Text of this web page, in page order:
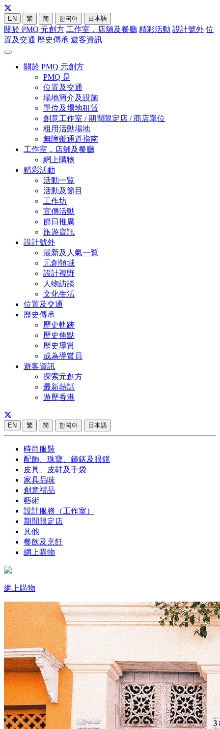
EN 繁 简 한국어 日本語
關於 PMQ 元創方 工作室，店舖及餐廳 精彩活動 設計號外 位
置及交通 歷史傳承 遊客資訊
關於 PMQ 元創方
PMQ 是
位置及交通
場地簡介及設施
單位及場地租賃
創意工作室 / 期間限定店 / 商店單位
租用活動場地
無障礙通道指南
工作室，店舖及餐廳
網上購物
精彩活動
活動一覧
活動及節目
工作坊
宣傳活動
節日推廣
旅遊資訊
設計號外
最新及人氣一覧
元創領域
設計視野
人物訪談
文化生活
位置及交通
歷史傳承
歷史軌跡
歷史焦點
歷史導賞
成為導賞員
遊客資訊
探索元創方
最新熱話
遊歷香港
EN 繁 简 한국어 日本語
時尚服裝
配飾、珠寶、鐘錶及眼鏡
皮具、皮鞋及手袋
家具品味
創意禮品
藝術
設計服務（工作室）
期間限定店
其他
餐飲及烹飪
網上購物
網上購物